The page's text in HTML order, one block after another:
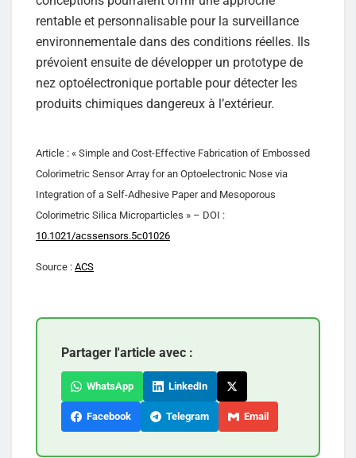
rentable et personnalisable pour la surveillance
environnementale dans des conditions réelles. Ils
prévoient ensuite de développer un prototype de
nez optoélectronique portable pour détecter les
produits chimiques dangereux à l’extérieur.
Article : « Simple and Cost-Effective Fabrication of Embossed
Colorimetric Sensor Array for an Optoelectronic Nose via
Integration of a Self-Adhesive Paper and Mesoporous
Colorimetric Silica Microparticles » – DOI :
10.1021/acssensors.5c01026
Source : ACS
Partager l'article avec :
WhatsApp LinkedIn
Facebook Telegram Email